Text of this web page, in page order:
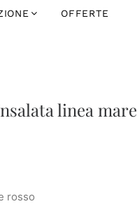
OFFERTE
linea mare
rosso